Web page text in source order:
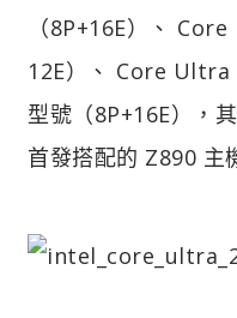
（8P+16E）、
12E）、 Core Ultra
型號（8P+16E），
首發搭配的 Z890 主